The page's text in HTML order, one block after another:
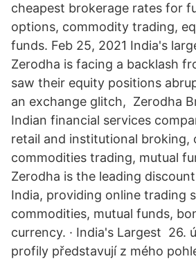
cheapest brokerage rates for
options, commodity trading,
funds. Feb 25, 2021 India's
Zerodha is facing a backlash
saw their equity positions
an exchange glitch, Zerodha
Indian financial services
retail and institutional broking,
commodities trading, mutual
Zerodha is the leading
India, providing online trading
commodities, mutual funds,
currency. · India's Largest 26.
profily představují z mého